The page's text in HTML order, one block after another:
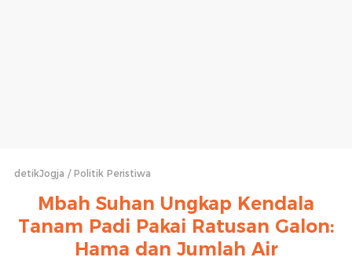
detikJogja Politik Peristiwa
Mbah Suhan Ungkap Kendala
Tanam Padi Pakai Ratusan Galon:
Hama dan Jumlah Air